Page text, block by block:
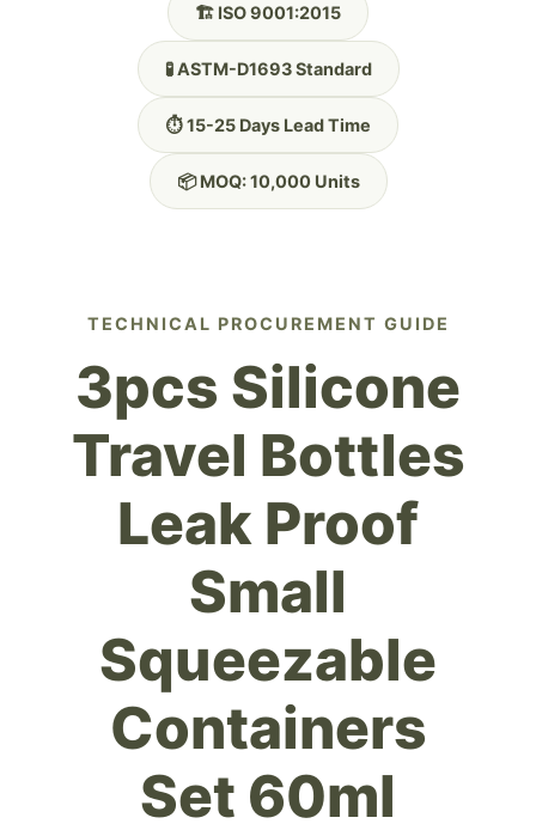
🏗️ ISO 9001:2015
🧪 ASTM-D1693 Standard
⏱️ 15-25 Days Lead Time
📦 MOQ: 10,000 Units
TECHNICAL PROCUREMENT GUIDE
3pcs Silicone
Travel Bottles
Leak Proof
Small
Squeezable
Containers
Set 60ml